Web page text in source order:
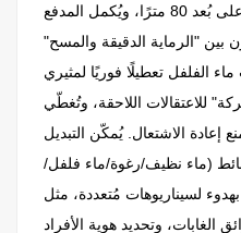
النار مباشرةً على أهداف على بُعد 80 مترًا، ويُكمل المدفع
بين "الرماية الدقيقة والمسح"
يُسبّب ماء الفلفل تعطيلًا فوريًا لمثيري
للاعتقالات اللاحقة، وتُغطّي
إعادة الاشتعال. يُمكّن التبديل
(ماء نظيف/رغوة/ماء فلفل/
لسيناريوهات مُتعددة، مثل
وتحديد هوية الأفراد